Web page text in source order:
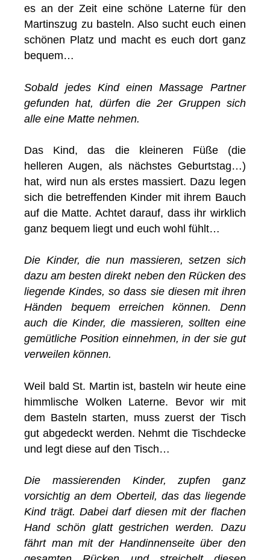
es an der Zeit eine schöne Laterne für den
Martinszug zu basteln. Also sucht euch einen
schönen Platz und macht es euch dort ganz
bequem…
Sobald jedes Kind einen Massage Partner
gefunden hat, dürfen die 2er Gruppen sich
alle eine Matte nehmen.
Das Kind, das die kleineren Füße (die
helleren Augen, als nächstes Geburtstag…)
hat, wird nun als erstes massiert. Dazu legen
sich die betreffenden Kinder mit ihrem Bauch
auf die Matte. Achtet darauf, dass ihr wirklich
ganz bequem liegt und euch wohl fühlt…
Die Kinder, die nun massieren, setzen sich
dazu am besten direkt neben den Rücken des
liegende Kindes, so dass sie diesen mit ihren
Händen bequem erreichen können. Denn
auch die Kinder, die massieren, sollten eine
gemütliche Position einnehmen, in der sie gut
verweilen können.
Weil bald St. Martin ist, basteln wir heute eine
himmlische Wolken Laterne. Bevor wir mit
dem Basteln starten, muss zuerst der Tisch
gut abgedeckt werden. Nehmt die Tischdecke
und legt diese auf den Tisch…
Die massierenden Kinder, zupfen ganz
vorsichtig an dem Oberteil, das das liegende
Kind trägt. Dabei darf diesen mit der flachen
Hand schön glatt gestrichen werden. Dazu
fährt man mit der Handinnenseite über den